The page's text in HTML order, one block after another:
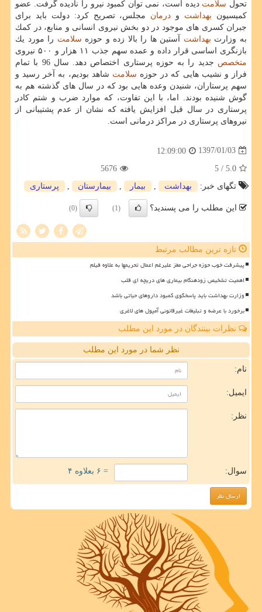
تحول سلامت دیده است، نمی توان كمبود نیرو را نادیده گرفت. عضو
كمیسیون بهداشت و درمان مجلس، تصریح كرد: دولت باید برای
جبران كسری های موجود در دو بخش نیروی انسانی و منابع، در كمك
به وزارت بهداشت آستین ها را بالا زده و حوزه سلامت را مورد یك
بازنگری اساسی قرار داده و عمده سهم جذب ۱۱ هزار و ۵۰۰ نیروی
متخصص
جدید را به حوزه پرستاری اختصاص دهد. سال 96 با تمام
فراز و نشیب هایی كه در حوزه سلامت شاهد بودیم، به آخر رسید و
سهم پرستاران، شنیدن وعده هایی بود كه در سال های گذشته هم به
گوش شنیده بودند. اما، با این تفاوت، كه موارد ضرب و شتم كادر
پرستاری در سال قبل افزایش یافته كه نشان از عدم پشتیبانی از
نیروهای پرستاری در مراكز درمانی است.
1397/01/03
12:09:00
5.0
/ 5
5676
تگهای خبر:
بهداشت بیمار بیمارستان پرستاری
این مطلب را می پسندید؟ (1)
(0)
تازه ترین مطالب مرتبط
پیشرفت خوب حوزه جراحی مغز علیرغم اعمال تحریمها به علاوه فیلم
اهمیت تشخیص زودهنگام بیماری های دریچه ای قلب
وزارت بهداشت باید پاسخگوی کمبود داروهای حیاتی باشد
برخورد با عرضه و تبلیغات غیرقانونی آمپول های لاغری
نظرات بینندگان در مورد این مطلب
نظر شما در مورد این مطلب
نام:
ایمیل:
نظر:
سوال: = ۶ بعلاوه ۴